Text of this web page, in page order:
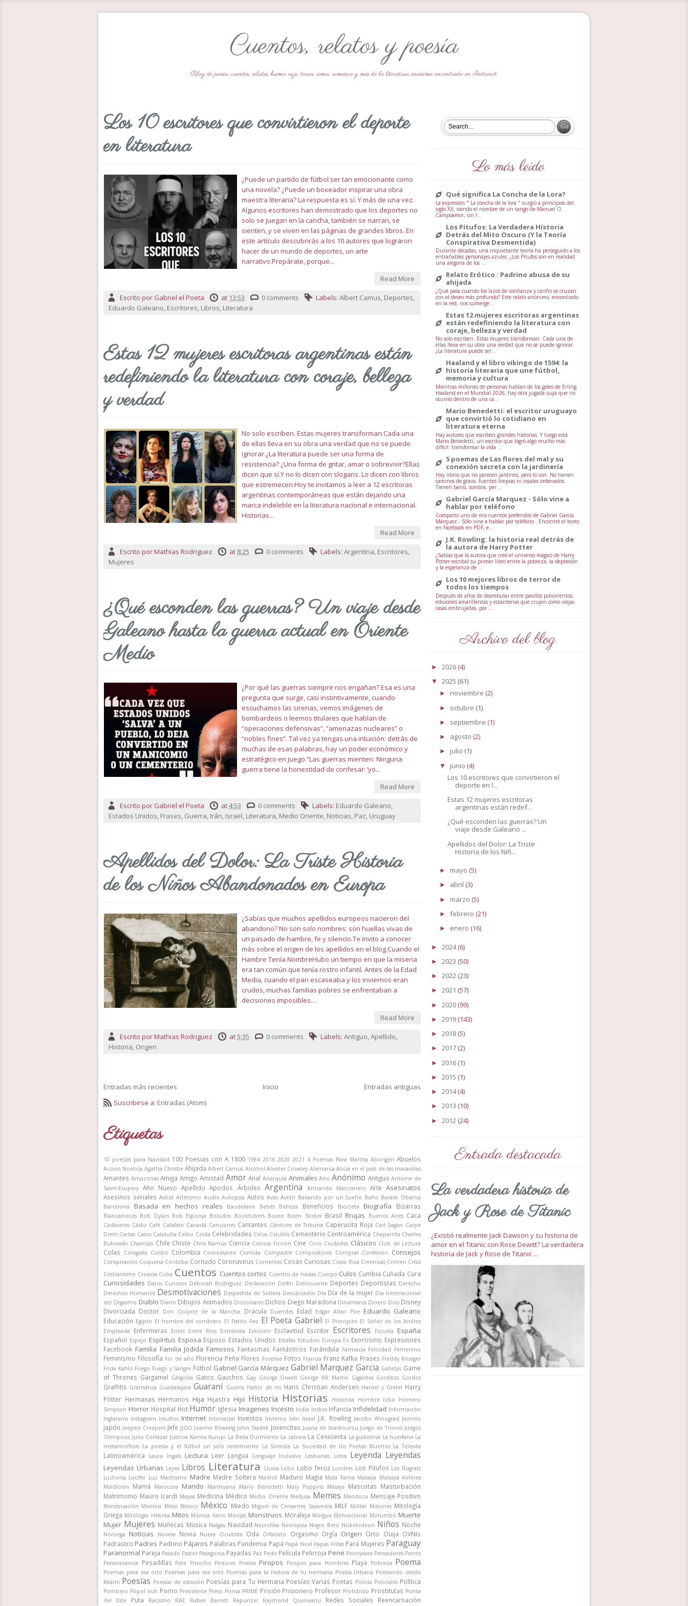
Cuentos, relatos y poesía
Blog de poesía, cuentos, relatos, humor rojo, terror, amor, romance y más de la literatura anónima encontrada en Internet.
Los 10 escritores que convirtieron el deporte
en literatura
¿Puede un partido de fútbol ser tan emocionante como
una novela? ¿Puede un boxeador inspirar una obra
maestra literaria? La respuesta es sí. Y más de una vez.
Algunos escritores han demostrado que los deportes no
solo se juegan en la cancha, también se narran, se
sienten, y se viven en las páginas de grandes libros. En
este artículo descubrirás a los 10 autores que lograron
hacer de un mundo de deportes, un arte
narrativo.Prepárate, porque...
Read More
Escrito por Gabriel el Poeta at 13:53 0 comments Labels: Albert Camus, Deportes,
Eduardo Galeano, Escritores, Libros, Literatura
Estas 12 mujeres escritoras argentinas están
redefiniendo la literatura con coraje, belleza
y verdad
No solo escriben. Estas mujeres transforman.Cada una
de ellas lleva en su obra una verdad que no se puede
ignorar.¿La literatura puede ser una forma de
resistencia? ¿Una forma de gritar, amar o sobrevivir?Ellas
dicen que sí.Y no lo dicen con slogans. Lo dicen con libros
que estremecen.Hoy te invitamos a leer a 12 escritoras
argentinas contemporáneas que están dejando una
marca indeleble en la literatura nacional e internacional.
Historias...
Read More
Escrito porMathias Rodriguez at 8:25 0 comments Labels: Argentina, Escritores,
Mujeres
¿Qué esconden las guerras? Un viaje desde
Galeano hasta la guerra actual en Oriente
Medio
¿Por qué las guerras siempre nos engañan? Esa es una
pregunta que surge, casi instintivamente, cuando
escuchamos las sirenas, vemos imágenes de
bombardeos o leemos titulares que hablan de
“operaciones defensivas”, “amenazas nucleares” o
“nobles fines”. Tal vez ya tengas una intuición: detrás de
muchas de esas palabras, hay un poder económico y
estratégico en juego.“Las guerras mienten. Ninguna
guerra tiene la honestidad de confesar: ‘yo...
Read More
Escrito por Gabriel el Poeta at4:53 0 comments Labels: Eduardo Galeano,
Estados Unidos, Frases, Guerra, Irán, Israel, Literatura, Medio Oriente, Noticias, Paz, Uruguay
Apellidos del Dolor: La Triste Historia
de los Niños Abandonados en Europa
¿Sabías que muchos apellidos europeos nacieron del
abandono? No son solo nombres: son huellas vivas de
un pasado de hambre, fe y silencio.Te invito a conocer
más sobre el origen de los apellidos en el blog.Cuando el
Hambre Tenía NombreHubo un tiempo en que la miseria
era tan común que tenía rostro infantil. Antes de la Edad
Media, cuando el pan escaseaba y los inviernos eran
crudos, muchas familias pobres se enfrentaban a
decisiones imposibles....
Read More
Escrito porMathias Rodriguez at5:35 0 comments Labels: Antiguo,Apellido,
Historia, Origen
Entradas más recientes Entradas antiguas
Inicio
Suscribirse a: Entradas (Atom)
Etiquetas
10 poesías para Navidad 100 Poesias con A 1800 1984 2016 2020 2021 4 Poemas Para Martita Aborigen Abuelos
Accion Noetica Agatha Christie Ahijada Albert Camus Alcohol Aleister Crowley Alemania Alicia en el país de las maravillas
Amantes Amazonas Amiga Amigo Amistad Amor Anal Anarquía Animales Ano Anónimo Antiguo Antoine de
Saint-Exupery Año Nuevo Apellido Apodos Árboles Argentina Armando Manzanero Arte Asesinatos
Asesinos seriales Astral Atletismo Audio Autopsia Autos Aves Avión Bailando por un Sueño Baño Barack Obama
Barcelona
Basada en hechos reales Baudelaire Bebés Belleza Beneficios Bicicleta Biografía Bizarras
Blancanieces Bob Dylan Bob Esponja Boludos Booktubers Boxeo Bram Stoker Brasil Brujas Buenos Aires Caca
Cadáveres Cádiz Café Calafate Canadá Canciones Cantantes Cánticos de Tribuna Caperucita Roja Carl Sagan Carpe
Diem Cartas Casos Cataluña Ceibo Celda Celebridades Celos Celulitis Cementerio Centroamérica Chaparrita Charles
Bukowski Charrúas Chile Chiste Chris Namús Ciencia Ciencia Ficción Cine Circo Ciudades Clásicos Club de Lectura
Colas Colegiala Colibrí Colombia Comediante Comida Compadre Compositores Comprar Confesión Consejos
Conspiración Coquena Cordoba Cornudo Coronavirus Corrientes Cosas Curiosas Costa Rica Creencias Crimen Crisis
Cristianismo Croacia Cuba Cuentos Cuentos cortos Cuentos de hadas Cuerpo Culos Cumbia Cuñada Cura
Curiosidades Datos Curiosos Deborah Rodriguez Declaración Delfín Delincuente Deportes Deportistas Derecho
Derechos Humanos Desmotivaciones Despedida de Soltera Desubicados Día Día de la mujer Día Internacional
del Orgasmo Diablo Diario Dibujos Animados Diccionario Dichos Diego Maradona Dinamarca Dinero Dios Disney
Divorciada Doctor Don Quijote de la Mancha Drácula Duendes Edad Edgar Allan Poe Eduardo Galeano
Educación Egipto El hombre del sombrero El Patito Feo El Poeta Gabriel El Principito El Señor de los Anillos
Empleada
Enfermeras Entes Entre Ríos Entrevista Erección Esclavitud Escribir Escritores Escuela España
Español Espejo Espíritus Esposa Esposo Estados Unidos Estafas Estudios Europa Ex Exorcismo Expresiones
Facebook Familia Familia Jodida Famosos Fantasmas Fantásticos Farándula Farmacia Felicidad Femenino
Feminismo Filosofía Fin de año Florencia Peña Flores Forense Fotos Francia Franz Kafka Frases Freddy Krueger
Frida Kahlo Fuego Fuego y Sangre Fútbol Gabriel García Márquez Gabriel Marquez Garcia Galletas Game
of Thrones Gargamel Gárgolas Gatos Gauchos Gay George Orwell George RR Martin Gigantes Gorditos Gordos
Graffitis Gramática Guadalajara Guaraní Guerra Hablo de mi Hans Christian Andersen Hansel y Gretel Harry
Potter Hermanas Hermanos Hija Hijastra Hijo Historia Historias Holanda Hombre lobo
Homero
Simpson Horror Hospital Hot Humor Iglesia Imagenes Incesto India Indios Infancia Infidelidad Información
Inglaterra Instagram Insultos Internet Interracial Inventos Invierno Irán Israel J.K. Rowling Jacobo Winograd Jaimito
Japón Jeepers Creepers Jefe JJOO Joanne Rowling John Sladek Jovencitas Juana de Ibarbourou Juego de Tronos Juegos
Olimpicos Julio Cortázar Justicia Karma Kurupi La Bella Durmiente La catrera La Cenicienta La guillotina La huérfana La
metamorfosis La poesía y el fútbol un solo sentimiento La Sirenita La Sociedad de los Poetas Muertos La Telesita
Latinoamérica Laura Ingals Lectura Leer Lengua Lenguaje Inclusivo Lesbianas Letra Leyenda Leyendas
Leyendas Urbanas Leyes Libros Literatura Lluvia Lobo Lobo feroz Londres Los Pitufos Los Rugrats
Luchona Lucifer Luz Machismo Madre Madre Soltera Madrid Maduro Magia Mala Fama Malasia Malasya Airlines
Maldición
Mamá Manicura Marido Marihuana Mario Benedetti Mary Poppins Masaje Mascotas Masturbación
Matrimonio Mauro Icardi Mayas Medicina Médico Medio Oriente Medusa Memes Mendoza Mensaje Positivo
Menstruación Mentira Messi Mexico México Miedo Miguel de Cervantes Saavedra MILF Militar Misiones Mitología
Griega Mitología Hebrea Mitos Mónica Farro Monjas Monstruos Moraleja Morgue Motivacional Motumbo Muerte
Mujer Mujeres Muñecas Música Nalgas Navidad Necrofilia Necropsia Negro Beto Nickelodeon Niños Noche
Noruega Noticias Novela Novia Nuera Ocultista Oda Orfanato Orgasmo Orgía Origen Orto Ouija OVNIs
Padrastro Padres Padrino Pájaros Palabras Pandemia Papá Papá Noel Papas Fritas Para Mujeres Paraguay
Paranormal Pareja Pasado Pastor Patagonia Payadas Paz Pedo Película Pelirroja Pene Pennywise Pensadores Perros
Perseverancia
Pesadillas Pete Pinocho Pintores Piratas Piropos Piropos para Hombres Playa Pobreza Poema
Poemas para esa orto Poemas para ese orto Poemas para la fiestera de tu hermana Poesía Urbana Poesiando desde
Miami Poesías Poesías de estación Poesías para Tu Hermana Poesías Varias Poetas Policía Policiales Política
Pombero Popol Vuh Porno Presidente Preso Prima PRIME Prisión Prisionero Profesor Prohibido Prostitutas Punta
del Este
Puta Racismo RAE Rafael Barrett Rapunzel Raymond Queneanu Redes Sociales Reencarnación
Lo más leído
Qué significa La Concha de la Lora?
La expresión " La concha de la lora " surgió a principios del
siglo XX, siendo el nombre de un tango de Manuel O.
Campoamor, sin l...
Los Pitufos: La Verdadera Historia
Detrás del Mito Oscuro (Y la Teoría
Conspirativa Desmentida)
Durante décadas, una inquietante teoría ha perseguido a los
entrañables personajes azules: ¿Los Pitufos son en realidad
una alegoría de los ...
Relato Erótico : Padrino abusa de su
ahijada
¿Qué pasa cuando los lazos de confianza y cariño se cruzan
con el deseo más profundo? Este relato anónimo, encontrado
en la red, nos sumerge...
Estas 12 mujeres escritoras argentinas
están redefiniendo la literatura con
coraje, belleza y verdad
No solo escriben. Estas mujeres transforman. Cada una de
ellas lleva en su obra una verdad que no se puede ignorar.
¿La literatura puede ser...
Haaland y el libro vikingo de 1594: la
historia literaria que une fútbol,
memoria y cultura
Mientras millones de personas hablan de los goles de Erling
Haaland en el Mundial 2026, hay otra jugada suya que no
ocurrió dentro de una ca...
Mario Benedetti: el escritor uruguayo
que convirtió lo cotidiano en
literatura eterna
Hay autores que escriben grandes historias. Y luego está
Mario Benedetti, un escritor que logró algo mucho más
difícil: transformar la vida ...
5 poemas de Las flores del mal y su
conexión secreta con la jardinería
Hay libros que no parecen jardines, pero lo son. No tienen
caminos de grava, fuentes limpias ni rosales ordenados.
Tienen barro, sombra, per...
Gabriel García Marquez - Sólo vine a
hablar por teléfono
Comparto uno de mis cuentos preferidos de Gabriel García
Márquez - Sólo vine a hablar por teléfono . Encontré el texto
en Facebook en PDF, e...
J.K. Rowling: la historia real detrás de
la autora de Harry Potter
¿Sabías que la autora que creó el universo mágico de Harry
Potter escribió su primer libro entre la pobreza, la depresión
y la esperanza de ...
Los 10 mejores libros de terror de
todos los tiempos
Después de años de deambular entre pasillos polvorientos,
ediciones amarillentas y estanterías que crujen como viejas
casas embrujadas, por ...
Archivo del blog
► 2026 (4)
▼ 2025 (61)
► noviembre (2)
► octubre (1)
► septiembre (1)
► agosto (2)
► julio (1)
▼ junio (4)
Los 10 escritores que convirtieron el
deporte en l...
Estas 12 mujeres escritoras
argentinas están redef...
¿Qué esconden las guerras? Un
viaje desde Galeano ...
Apellidos del Dolor: La Triste
Historia de los Niñ...
► mayo (5)
► abril (3)
► marzo (5)
► febrero (21)
► enero (16)
► 2024(6)
► 2023 (50)
► 2022 (23)
► 2021 (57)
► 2020 (99)
► 2019 (143)
► 2018 (5)
► 2017 (2)
► 2016 (1)
► 2015 (1)
► 2014(4)
► 2013 (10)
► 2012 (24)
Entrada destacada
La verdadera historia de
Jack y Rose de Titanic
¿Existió realmente Jack Dawson y su historia de
amor en el Titanic con Rose Dewitt? La verdadera
historia de Jack y Rose de Titanic ...